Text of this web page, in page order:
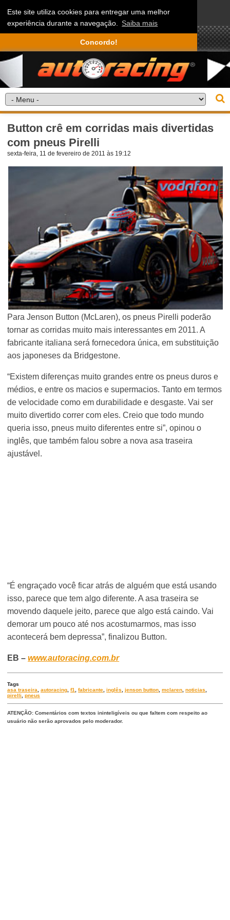
Este site utiliza cookies para entregar uma melhor
experiência durante a navegação. Saiba mais
Concordo!
Button crê em corridas mais divertidas
com pneus Pirelli
sexta-feira, 11 de fevereiro de 2011 às 19:12
Para Jenson Button (McLaren), os pneus Pirelli poderão
tornar as corridas muito mais interessantes em 2011. A
fabricante italiana será fornecedora única, em substituição
aos japoneses da Bridgestone.
“Existem diferenças muito grandes entre os pneus duros e
médios, e entre os macios e supermacios. Tanto em termos
de velocidade como em durabilidade e desgaste. Vai ser
muito divertido correr com eles. Creio que todo mundo
queria isso, pneus muito diferentes entre si”, opinou o
inglês, que também falou sobre a nova asa traseira
ajustável.
“É engraçado você ficar atrás de alguém que está usando
isso, parece que tem algo diferente. A asa traseira se
movendo daquele jeito, parece que algo está caindo. Vai
demorar um pouco até nos acostumarmos, mas isso
acontecerá bem depressa”, finalizou Button.
EB –www.autoracing.com.br
Tags
asa traseira
,autoracing ,f1 ,fabricante ,inglês ,jenson button ,mclaren ,noticias
pirelli
,pneus
ATENÇÃO: Comentários com textos ininteligíveis ou que faltem com respeito ao
usuário não serão aprovados pelo moderador.